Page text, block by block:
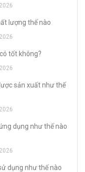
lượng thế nào
tốt không?
sản xuất như thế
dụng như thế nào
dụng như thế nào